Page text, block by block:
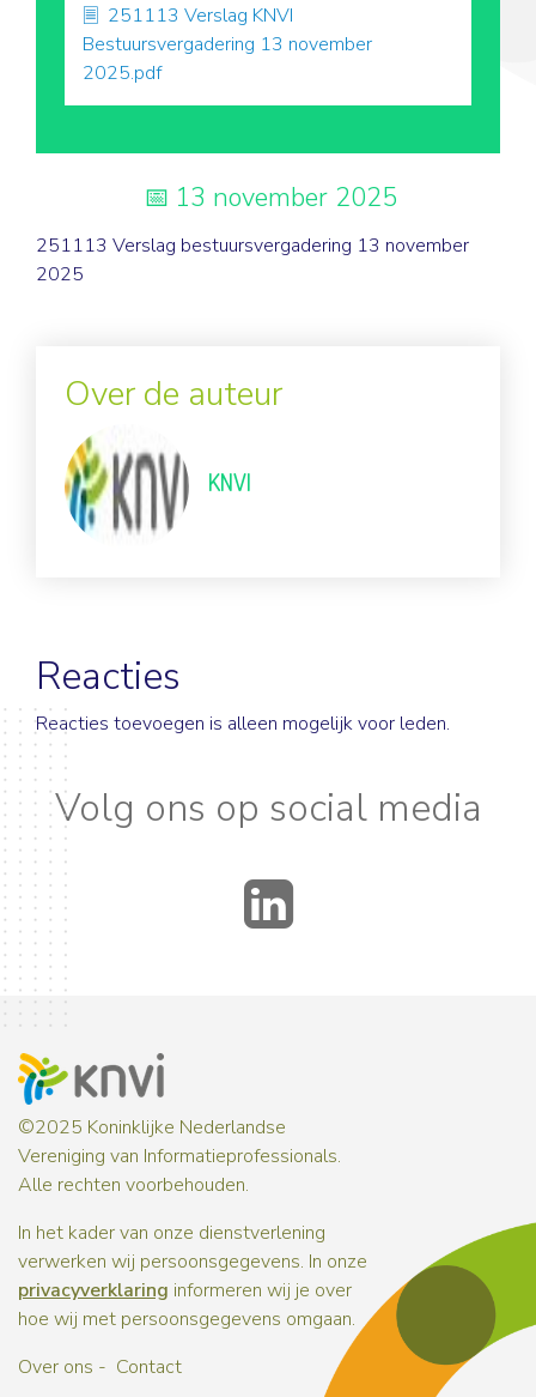
251113 Verslag KNVI
Bestuursvergadering 13 november
2025.pdf
13 november 2025
251113 Verslag bestuursvergadering 13 november
2025
Over de auteur
KNVI
Reacties
Reacties toevoegen is alleen mogelijk voor leden.
Volg ons op social media
©2025 Koninklijke Nederlandse
Vereniging van Informatieprofessionals.
Alle rechten voorbehouden.
In het kader van onze dienstverlening
verwerken wij persoonsgegevens. In onze
privacyverklaring informeren wij je over
hoe wij met persoonsgegevens omgaan.
Over ons
Contact